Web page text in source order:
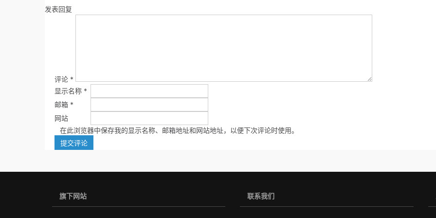
发表回复
评论 *
显示名称 *
邮箱 *
网站
在此浏览器中保存我的显示名称、邮箱地址和网站地址，以便下次评论时使用。
旗下网站 联系我们